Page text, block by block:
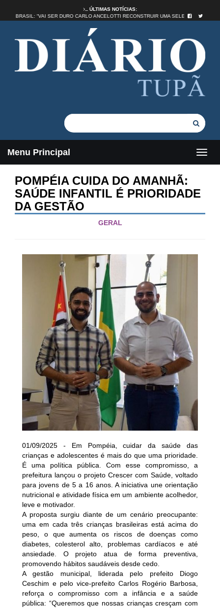
ÚLTIMAS NOTÍCIAS:
NO BRASIL: “VAI SER DURO CARLO ANCELOTTI RECONSTRUIR UMA SELEÇÃO”
Menu Principal
POMPÉIA CUIDA DO AMANHÃ:
SAÚDE INFANTIL É PRIORIDADE
DA GESTÃO
GERAL
01/09/2025 - Em Pompéia, cuidar da saúde das
crianças e adolescentes é mais do que uma prioridade.
É uma política pública. Com esse compromisso, a
prefeitura lançou o projeto Crescer com Saúde, voltado
para jovens de 5 a 16 anos. A iniciativa une orientação
nutricional e atividade física em um ambiente acolhedor,
leve e motivador.
A proposta surgiu diante de um cenário preocupante:
uma em cada três crianças brasileiras está acima do
peso, o que aumenta os riscos de doenças como
diabetes, colesterol alto, problemas cardíacos e até
ansiedade. O projeto atua de forma preventiva,
promovendo hábitos saudáveis desde cedo.
A gestão municipal, liderada pelo prefeito Diogo
Ceschim e pelo vice-prefeito Carlos Rogério Barbosa,
reforça o compromisso com a infância e a saúde
pública: “Queremos que nossas crianças cresçam com